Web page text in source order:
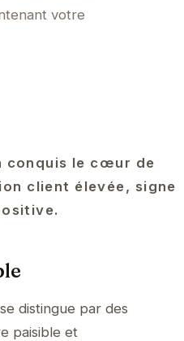
votre
conquis le cœur de
client élevée, signe
distingue par des
paisible et